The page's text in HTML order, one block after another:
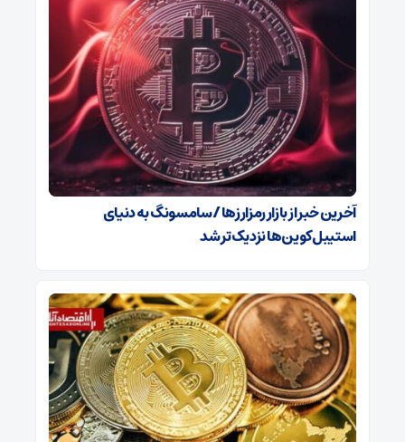
آخرین خبر از بازار رمزارزها / سامسونگ به دنیای
استیبل‌کوین‌ها نزدیک‌تر شد